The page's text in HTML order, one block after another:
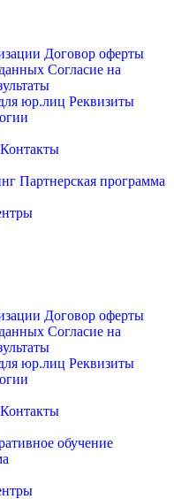
Договор оферты
Согласие на
юр.лиц Реквизиты
Контакты
Партнерская программа
Договор оферты
Согласие на
юр.лиц Реквизиты
Контакты
обучение